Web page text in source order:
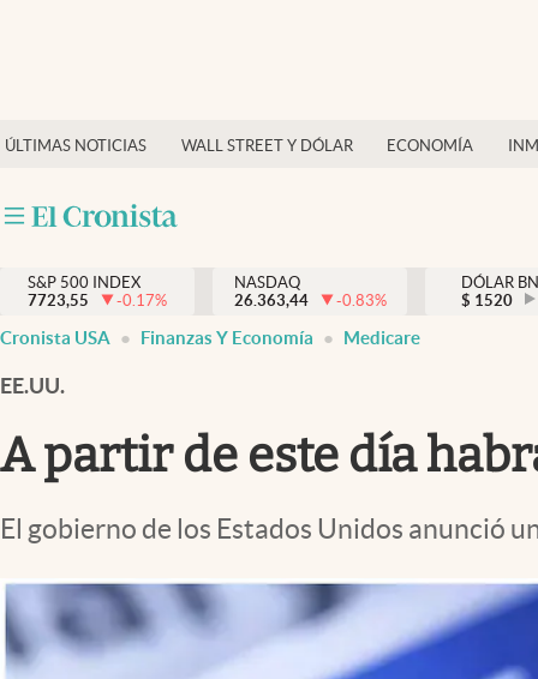
ÚLTIMAS NOTICIAS WALL STREET Y DÓLAR ECONOMÍA
Finanzas y economía
Inmigración
Trending
Streaming
S&P 500 INDEX
7723,55
-0.17%
NASDAQ
26.363,44
-0.83%
DÓLAR
$ 1520
Cronista USA Finanzas Y Economía Medicare
EE.UU.
A partir de este día
El gobierno de los Estados Unidos anunció